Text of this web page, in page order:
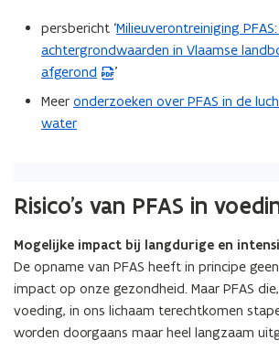
de
voor
een
vergrote
weergave)
persbericht ‘Milieuverontreiniging
achtergrondwaarden in Vlaamse
afgerond
(
P
D
F
a
d
o
p
e
n
’
Meer onderzoeken over PFAS in de
water
Risico’s van PFAS in
Mogelijke impact bij langdurige en
De opname van PFAS heeft in principe
impact op onze gezondheid. Maar PFAS
voeding, in ons lichaam terechtkomen
worden doorgaans maar heel langzaam